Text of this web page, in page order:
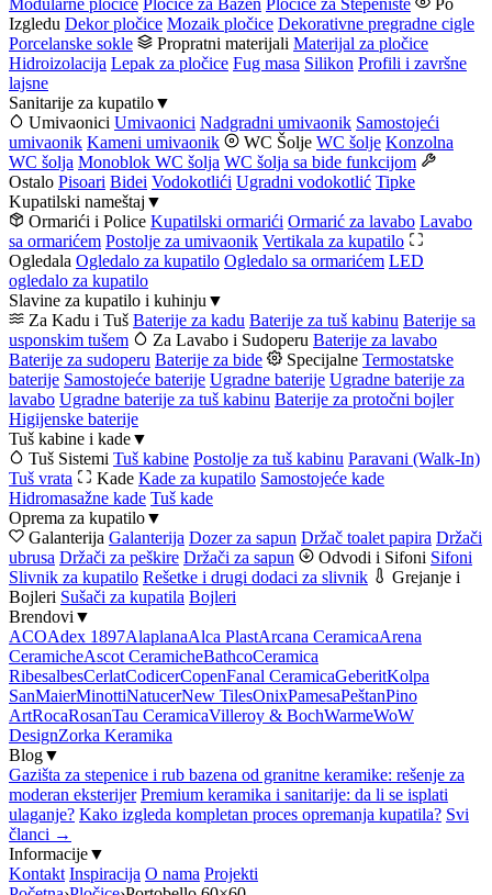
Modularne pločice Pločice za Bazen Pločice za Stepenište
Po
Izgledu Dekor pločice Mozaik pločice Dekorativne pregradne cigle
Porcelanske sokle
Propratni materijali Materijal za pločice
Hidroizolacija Lepak za pločice Fug masa Silikon Profili i završne
lajsne
Sanitarije za kupatilo▼
Umivaonici Umivaonici Nadgradni umivaonik Samostojeći
umivaonik Kameni umivaonik WC Šolje WC šolje Konzolna
WC šolja Monoblok WC šolja WC šolja sa bide funkcijom
Ostalo Pisoari Bidei Vodokotlići Ugradni vodokotlić Tipke
Kupatilski nameštaj ▼
Ormarići i Police Kupatilski ormarići Ormarić za lavabo Lavabo
sa ormarićem Postolje za umivaonik Vertikala za kupatilo
Ogledala Ogledalo za kupatilo Ogledalo sa ormarićem LED
ogledalo za kupatilo
Slavine za kupatilo i kuhinju ▼
Za Kadu i Tuš Baterije za kadu Baterije za tuš kabinu Baterije sa
usponskim tušem
Za Lavabo i Sudoperu Baterije za lavabo
Baterije za sudoperu Baterije za bide Specijalne Termostatske
baterije Samostojeće baterije Ugradne baterije Ugradne baterije za
lavabo Ugradne baterije za tuš kabinu Baterije za protočni bojler
Higijenske baterije
Tuš kabine i kade▼
Tuš Sistemi Tuš kabine Postolje za tuš kabinu Paravani (Walk-In)
Tuš vrata
Kade Kade za kupatilo Samostojeće kade
Hidromasažne kade Tuš kade
Oprema za kupatilo▼
Galanterija Galanterija Dozer za sapun Držač toalet papira Držači
ubrusa Držači za peškire Držači za sapun Odvodi i Sifoni Sifoni
Slivnik za kupatilo Rešetke i drugi dodaci za slivnik
Grejanje i
Bojleri Sušači za kupatila Bojleri
Brendovi ▼
ACOAdex 1897AlaplanaAlca PlastArcana CeramicaArena
CeramicheAscot CeramicheBathcoCeramica
RibesalbesCerlatCodicerCopenFanal CeramicaGeberitKolpa
SanMaierMinottiNatucerNew TilesOnixPamesaPeštanPino
ArtRocaRosanTau CeramicaVilleroy & BochWarmeWoW
DesignZorka Keramika
Blog▼
Gazišta za stepenice i rub bazena od granitne keramike: rešenje za
moderan eksterijer Premium keramika i sanitarije: da li se isplati
ulaganje? Kako izgleda kompletan proces opremanja kupatila? Svi
članci →
Informacije▼
Kontakt Inspiracija O nama Projekti